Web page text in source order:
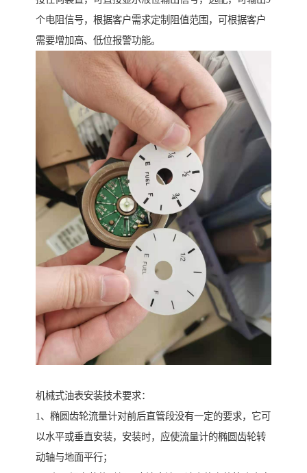
个电阻信号，根据客户需求定制阻值范围，可根据客户
需要增加高、低位报警功能。
机械式油表安装技术要求：
1、椭圆齿轮流量计对前后直管段没有一定的要求，它可
以水平或垂直安装，安装时，应使流量计的椭圆齿轮转
动轴与地面平行；